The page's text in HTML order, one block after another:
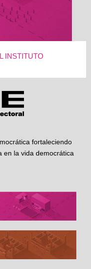
INSTITUTO
fortaleciendo
en la vida democrática